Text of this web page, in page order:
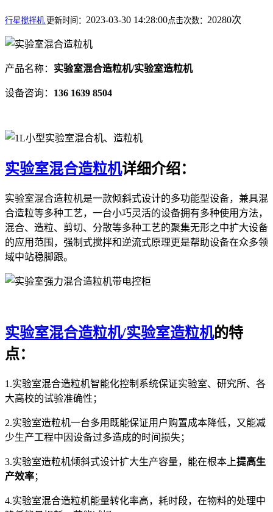
行星搅拌机 更新时间： 2023-03-30 14:28:00点击次数： 20280次
产品名称： 实验室混合造粒机/实验室造粒机
设备咨询： 136 1639 8504
实验室混合造粒机详细介绍：
实验室混合造粒机是一款倾斜式设计的多功能型设备，兼具混
合造粒等多种工艺，一台小巧灵活的设备拥有多种使用方法，
混合、造粒、剪切、分散等多种工艺的聚集无形之中扩大设备
的应用范围，强制式搅拌和逆流式原理更是帮助设备在众多领
域中站稳脚跟。
实验室混合造粒机/实验室造粒机的特
点：
1.实验室混合造粒机智能化控制系统保证实验室、研究所、各
大高校的试验准确性；
2.实验室造粒机一台多用 既能保证用户购置成本降低，又能减
少生产工程中因设备过多造成的时间损失；
3.实验室造粒机倾斜式设计扩大生产容量， 能在根本上提高生
产效率；
4.实验室混合造粒机能量转化率高，耗时段，在物料的处理中